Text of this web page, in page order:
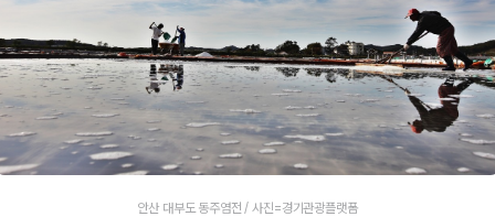
안산 대부도 동주염전 / 사진=경기관광플랫폼